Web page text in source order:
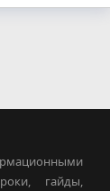
гайды,